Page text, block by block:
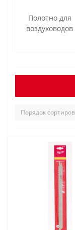
Полотно для
воздуховодов